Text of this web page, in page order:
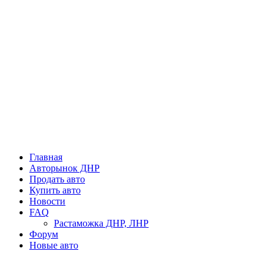
Главная
Авторынок ДНР
Продать авто
Купить авто
Новости
FAQ
Растаможка ДНР, ЛНР
Форум
Новые авто